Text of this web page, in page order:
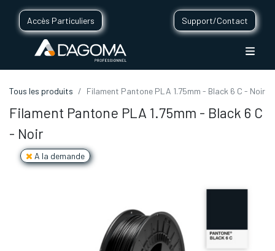
Accès Particuliers Support/Contact
Tous les produits Filament Pantone PLA 1.75mm - Black 6 C - Noir
Filament Pantone PLA 1.75mm - Black 6 C
- Noir
A la demande